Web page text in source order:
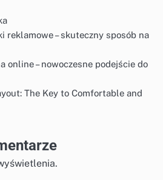
reklamowe – skuteczny sposób na
online – nowoczesne podejście do
The Key to Comfortable and